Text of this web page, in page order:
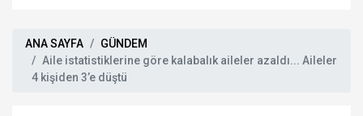
ANA SAYFA
GÜNDEM
Aile istatistiklerine göre kalabalık aileler azaldı... Aileler
4 kişiden 3’e düştü